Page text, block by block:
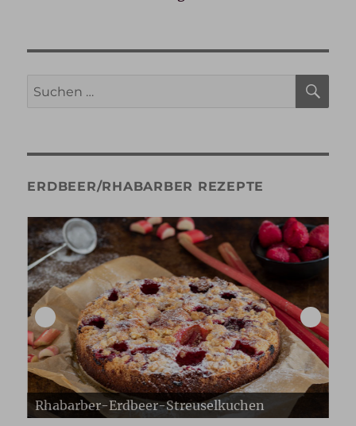
Suche
ERDBEER/RHABARBER REZEPTE
Erdbeer Gugelhupf